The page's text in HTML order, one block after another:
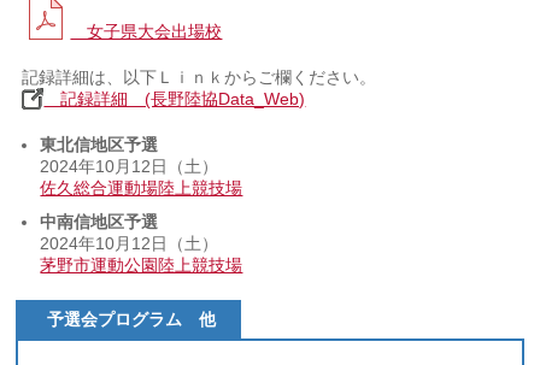
女子県大会出場校
記録詳細は、以下Ｌｉｎｋからご欄ください。
記録詳細 (長野陸協Data_Web)
東北信地区予選
2024年10月12日（土）
佐久総合運動場陸上競技場
中南信地区予選
2024年10月12日（土）
茅野市運動公園陸上競技場
予選会プログラム 他